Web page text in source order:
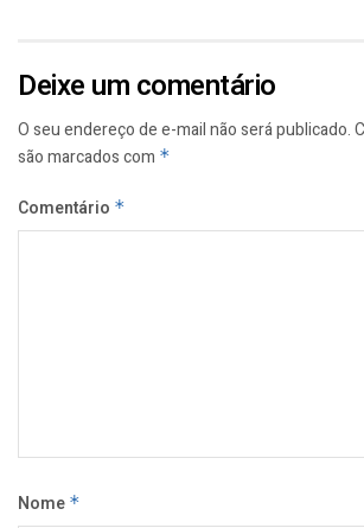
Deixe um comentário
O seu endereço de e-mail não será publicado.
são marcados com *
Comentário *
Nome *